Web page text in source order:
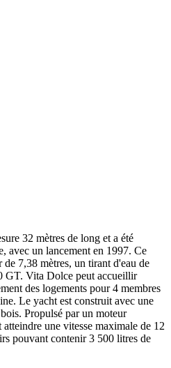
32 mètres de long et a été
avec un lancement en 1997. Ce
de 7,38 mètres, un tirant d'eau de
GT. Vita Dolce peut accueillir
des logements pour 4 membres
Le yacht est construit avec une
Propulsé par un moteur
une vitesse maximale de 12
pouvant contenir 3 500 litres de